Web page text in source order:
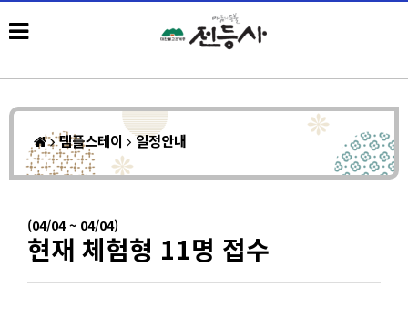
템플스테이 일정안내
(04/04 ~ 04/04)
현재 체험형 11명 접수